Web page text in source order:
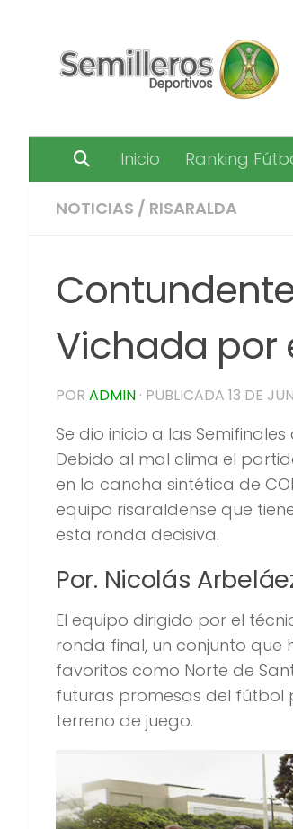
Inicio Ranking
NOTICIAS / RISARALDA
Vichada por
POR ADMIN · PUBLICADA 13 DE
Se dio inicio a las
Debido al mal clima el
en la cancha sintética de
equipo risaraldense que
esta ronda decisiva.
Por. Nicolás
El equipo dirigido por el
ronda final, un conjunto
favoritos como Norte de
futuras promesas del fútbol
terreno de juego.